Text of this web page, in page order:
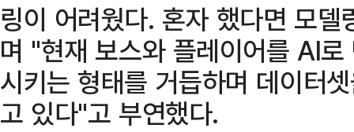
링이 어려웠다. 혼자 했다면 모
며 "현재 보스와 플레이어를 AI
시키는 형태를 거듭하며 데이터
고 있다"고 부연했다.